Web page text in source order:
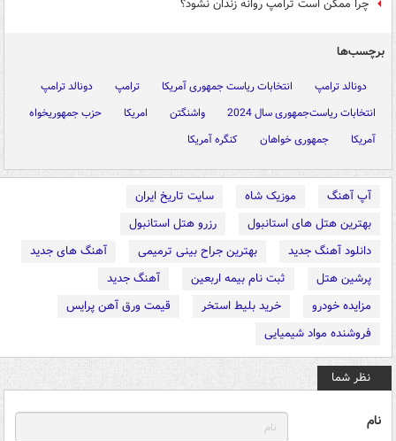
چرا ممکن است ترامپ روانه زندان نشود؟
برچسب‌ها
دونالد ترامپ انتخابات ریاست جمهوری آمریکا ترامپ
دونالد ترامپ
انتخابات ریاست‌جمهوری سال 2024
واشنگتن امریکا
حزب جمهوریخواه
آمریکا
جمهوری خواهان کنگره آمریکا
آپ آهنگ موزیک شاه
سایت تاریخ ایران
بهترین هتل های استانبول
رزرو هتل استانبول
دانلود آهنگ جدید
بهترین جراح بینی ترمیمی
آهنگ های جدید
پرشین هتل
ثبت نام بیمه اربعین
آهنگ جدید
مزایده خودرو
خرید بلیط استخر
قیمت ورق آهن پرایس
فروشنده مواد شیمیایی
نظر شما
نام